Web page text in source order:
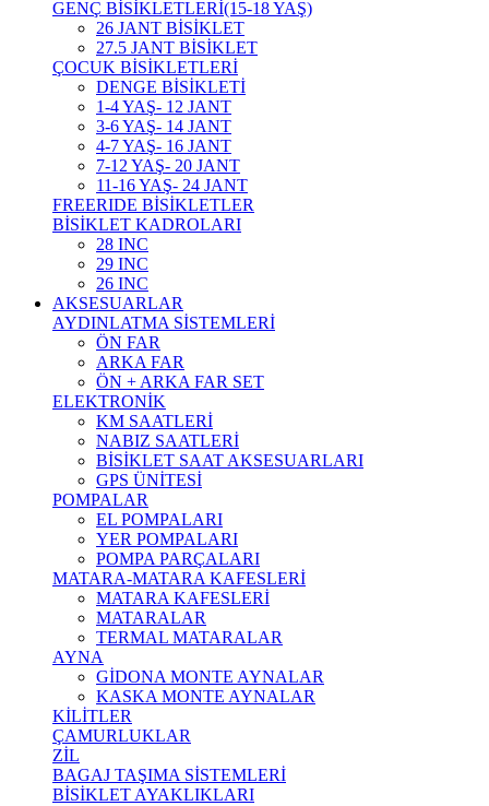
GENÇ BİSİKLETLERİ(15-18 YAŞ)
26 JANT BİSİKLET
27.5 JANT BİSİKLET
ÇOCUK BİSİKLETLERİ
DENGE BİSİKLETİ
1-4 YAŞ- 12 JANT
3-6 YAŞ- 14 JANT
4-7 YAŞ- 16 JANT
7-12 YAŞ- 20 JANT
11-16 YAŞ- 24 JANT
FREERIDE BİSİKLETLER
BİSİKLET KADROLARI
28 INC
29 INC
26 INC
AKSESUARLAR
AYDINLATMA SİSTEMLERİ
ÖN FAR
ARKA FAR
ÖN + ARKA FAR SET
ELEKTRONİK
KM SAATLERİ
NABIZ SAATLERİ
BİSİKLET SAAT AKSESUARLARI
GPS ÜNİTESİ
POMPALAR
EL POMPALARI
YER POMPALARI
POMPA PARÇALARI
MATARA-MATARA KAFESLERİ
MATARA KAFESLERİ
MATARALAR
TERMAL MATARALAR
AYNA
GİDONA MONTE AYNALAR
KASKA MONTE AYNALAR
KİLİTLER
ÇAMURLUKLAR
ZİL
BAGAJ TAŞIMA SİSTEMLERİ
BİSİKLET AYAKLIKLARI